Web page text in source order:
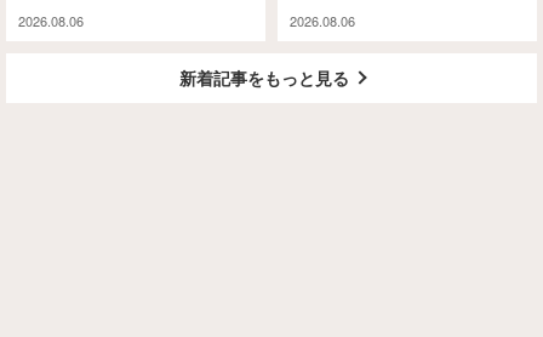
2026.08.06
ッグが大正解
2026.08.06
新着記事をもっと見る